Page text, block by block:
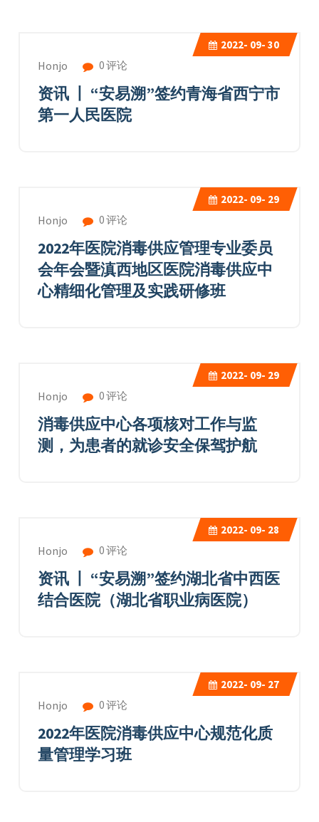
2022- 09- 30
Honjo 0 评论
资讯 丨 “安易溯”签约青海省西宁市
第一人民医院
2022- 09- 29
Honjo 0 评论
2022年医院消毒供应管理专业委员
会年会暨滇西地区医院消毒供应中
心精细化管理及实践研修班
2022- 09- 29
Honjo 0 评论
消毒供应中心各项核对工作与监
测，为患者的就诊安全保驾护航
2022- 09- 28
Honjo 0 评论
资讯 丨 “安易溯”签约湖北省中西医
结合医院（湖北省职业病医院）
2022- 09- 27
Honjo 0 评论
2022年医院消毒供应中心规范化质
量管理学习班